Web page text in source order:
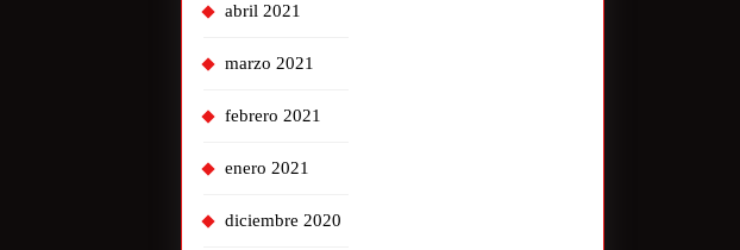
abril 2021
marzo 2021
febrero 2021
enero 2021
diciembre 2020